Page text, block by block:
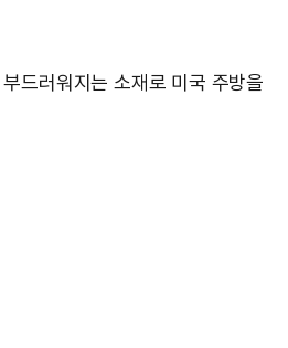
드러워지는 소재로 미국 주방을